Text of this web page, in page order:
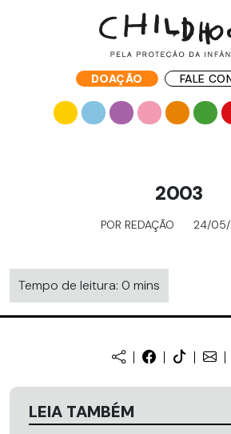
DOAÇÃO FALE
2003
POR REDAÇÃO 24/
Tempo de leitura: 0 mins
LEIA TAMBÉM